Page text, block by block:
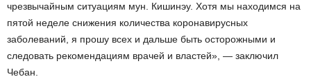
чрезвычайным ситуациям мун. Кишинэу. Хотя мы находимся на
пятой неделе снижения количества коронавирусных
заболеваний, я прошу всех и дальше быть осторожными и
следовать рекомендациям врачей и властей», — заключил
Чебан.